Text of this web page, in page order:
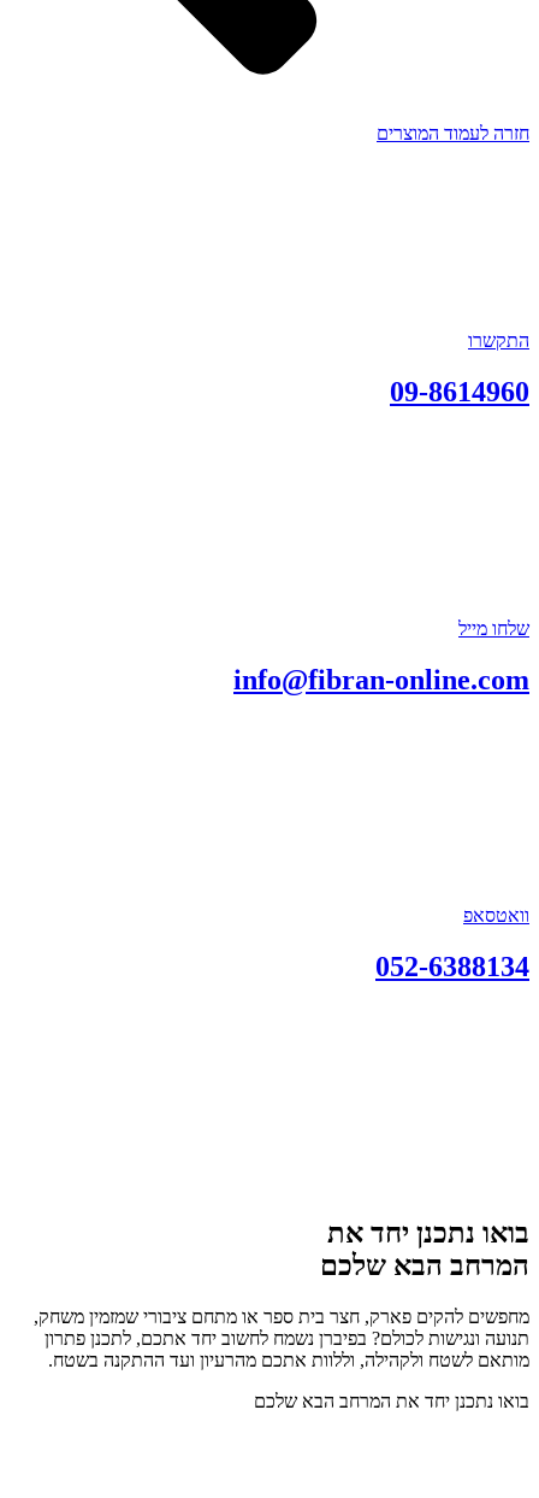
חזרה לעמוד המוצרים
התקשרו
09-8614960
שלחו מייל
info@fibran-online.com
וואטסאפ
052-6388134
בואו נתכנן יחד את
המרחב הבא שלכם
מחפשים להקים פארק, חצר בית ספר או מתחם ציבורי שמזמין משחק,
תנועה ונגישות לכולם? בפיברן נשמח לחשוב יחד אתכם, לתכנן פתרון
מותאם לשטח ולקהילה, וללוות אתכם מהרעיון ועד ההתקנה בשטח.
בואו נתכנן יחד את המרחב הבא שלכם